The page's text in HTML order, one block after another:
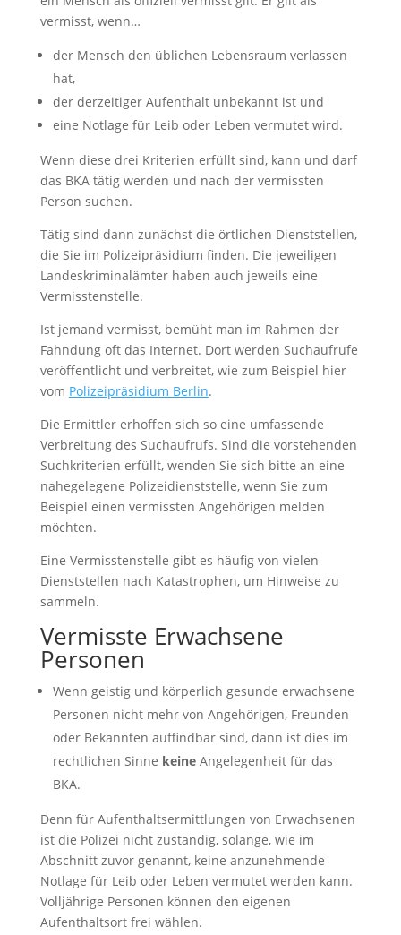
vermisst, wenn…
der Mensch den üblichen Lebensraum verlassen
hat,
der derzeitiger Aufenthalt unbekannt ist und
eine Notlage für Leib oder Leben vermutet wird.
Wenn diese drei Kriterien erfüllt sind, kann und darf
das BKA tätig werden und nach der vermissten
Person suchen.
Tätig sind dann zunächst die örtlichen Dienststellen,
die Sie im Polizeipräsidium finden. Die jeweiligen
Landeskriminalämter haben auch jeweils eine
Vermisstenstelle.
Ist jemand vermisst, bemüht man im Rahmen der
Fahndung oft das Internet. Dort werden Suchaufrufe
veröffentlicht und verbreitet, wie zum Beispiel hier
vom Polizeipräsidium Berlin.
Die Ermittler erhoffen sich so eine umfassende
Verbreitung des Suchaufrufs. Sind die vorstehenden
Suchkriterien erfüllt, wenden Sie sich bitte an eine
nahegelegene Polizeidienststelle, wenn Sie zum
Beispiel einen vermissten Angehörigen melden
möchten.
Eine Vermisstenstelle gibt es häufig von vielen
Dienststellen nach Katastrophen, um Hinweise zu
sammeln.
Vermisste Erwachsene
Personen
Wenn geistig und körperlich gesunde erwachsene
Personen nicht mehr von Angehörigen, Freunden
oder Bekannten auffindbar sind, dann ist dies im
rechtlichen Sinne keineAngelegenheit für das
BKA.
Denn für Aufenthaltsermittlungen von Erwachsenen
ist die Polizei nicht zuständig, solange, wie im
Abschnitt zuvor genannt, keine anzunehmende
Notlage für Leib oder Leben vermutet werden kann.
Volljährige Personen können den eigenen
Aufenthaltsort frei wählen.